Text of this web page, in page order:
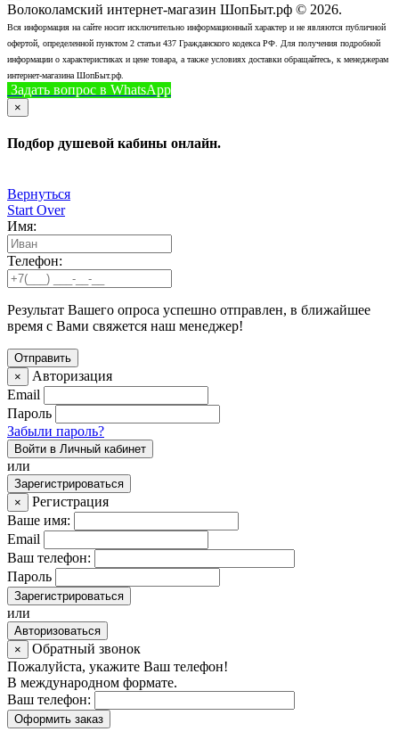
Волоколамский интернет-магазин ШопБыт.рф © 2026.
Вся информация на сайте носит исключительно информационный характер и не являются публичной
офертой, определенной пунктом 2 статьи 437 Гражданского кодекса РФ. Для получения подробной
информации о характеристиках и цене товара, а также условиях доставки обращайтесь, к менеджерам
интернет-магазина ШопБыт.рф.
Задать вопрос в WhatsApp
×
Подбор душевой кабины онлайн.
Вернуться
Start Over
Имя:
Телефон:
Результат Вашего опроса успешно отправлен, в ближайшее
время с Вами свяжется наш менеджер!
×
Авторизация
Email
Пароль
Забыли пароль?
Войти в Личный кабинет
или
Зарегистрироваться
×
Регистрация
Ваше имя:
Email
Ваш телефон:
Пароль
Зарегистрироваться
или
Авторизоваться
×
Обратный звонок
Пожалуйста, укажите Ваш телефон!
В международном формате.
Ваш телефон:
Оформить заказ